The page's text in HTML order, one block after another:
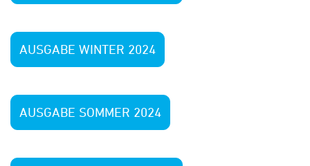
AUSGABE WINTER 2024
AUSGABE SOMMER 2024